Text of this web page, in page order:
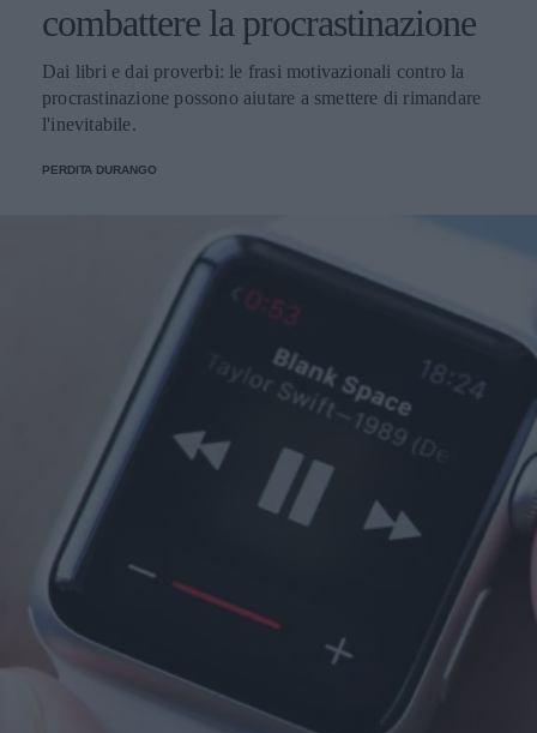
combattere la procrastinazione
Dai libri e dai proverbi: le frasi motivazionali contro la
procrastinazione possono aiutare a smettere di rimandare
l'inevitabile.
PERDITA DURANGO